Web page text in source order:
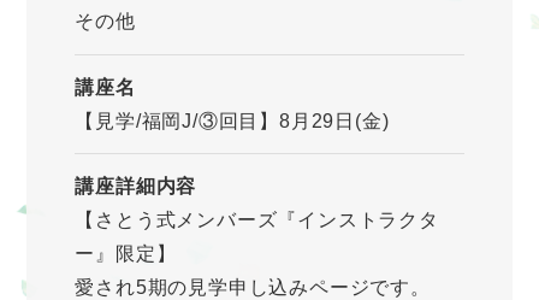
その他
講座名
【見学/福岡J/③回目】8月29日(金)
講座詳細内容
【さとう式メンバーズ『インストラクタ
ー』限定】
愛され5期の見学申し込みページです。